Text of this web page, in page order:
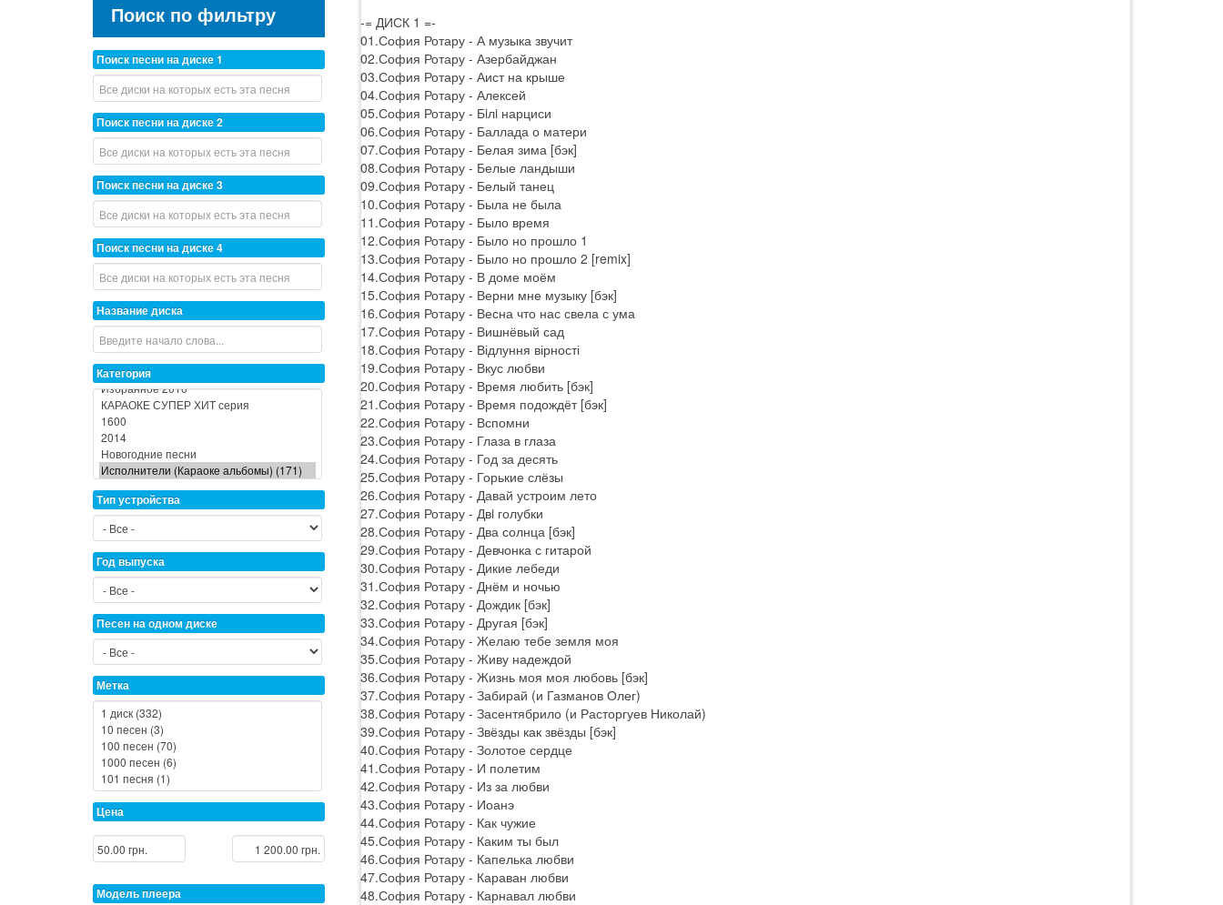
-= ДИСК 1 =-
01.София Ротару - А музыка звучит
02.София Ротару - Азербайджан
03.София Ротару - Аист на крыше
04.София Ротару - Алексей
05.София Ротару - Бiлi нарциси
06.София Ротару - Баллада о матери
07.София Ротару - Белая зима [бэк]
08.София Ротару - Белые ландыши
09.София Ротару - Белый танец
10.София Ротару - Была не была
11.София Ротару - Было время
12.София Ротару - Было но прошло 1
13.София Ротару - Было но прошло 2 [remix]
14.София Ротару - В доме моём
15.София Ротару - Верни мне музыку [бэк]
16.София Ротару - Весна что нас свела с ума
17.София Ротару - Вишнёвый сад
18.София Ротару - Відлуння вірності
19.София Ротару - Вкус любви
20.София Ротару - Время любить [бэк]
21.София Ротару - Время подождёт [бэк]
22.София Ротару - Вспомни
23.София Ротару - Глаза в глаза
24.София Ротару - Год за десять
25.София Ротару - Горькие слёзы
26.София Ротару - Давай устроим лето
27.София Ротару - Двi голубки
28.София Ротару - Два солнца [бэк]
29.София Ротару - Девчонка с гитарой
30.София Ротару - Дикие лебеди
31.София Ротару - Днём и ночью
32.София Ротару - Дождик [бэк]
33.София Ротару - Другая [бэк]
34.София Ротару - Желаю тебе земля моя
35.София Ротару - Живу надеждой
36.София Ротару - Жизнь моя моя любовь [бэк]
37.София Ротару - Забирай (и Газманов Олег)
38.София Ротару - Засентябрило (и Расторгуев Николай)
39.София Ротару - Звёзды как звёзды [бэк]
40.София Ротару - Золотое сердце
41.София Ротару - И полетим
42.София Ротару - Из за любви
43.София Ротару - Иоанэ
44.София Ротару - Как чужие
45.София Ротару - Каким ты был
46.София Ротару - Капелька любви
47.София Ротару - Караван любви
48.София Ротару - Карнавал любви
Поиск по фильтру
Поиск песни на диске 1
Поиск песни на диске 2
Поиск песни на диске 3
Поиск песни на диске 4
Название диска
Категория
Тип устройства
Год выпуска
Песен на одном диске
Метка
Цена
Модель плеера